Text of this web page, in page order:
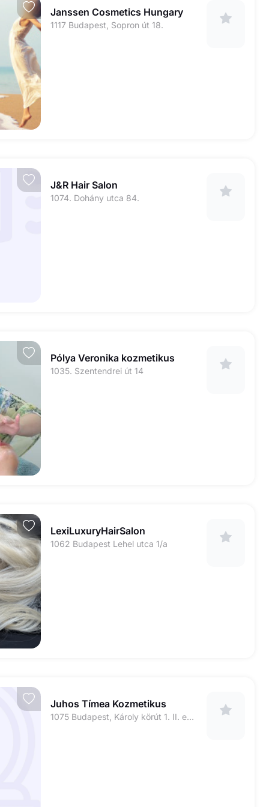
Janssen Cosmetics Hungary
1117 Budapest, Sopron út 18.
J&R Hair Salon
1074. Dohány utca 84.
Pólya Veronika kozmetikus
1035. Szentendrei út 14
LexiLuxuryHairSalon
1062 Budapest Lehel utca 1/a
Juhos Tímea Kozmetikus
1075 Budapest, Károly körút 1. II. emelet jobbra, 46-os kapucsengő Juhos Tímea Kozmetikus